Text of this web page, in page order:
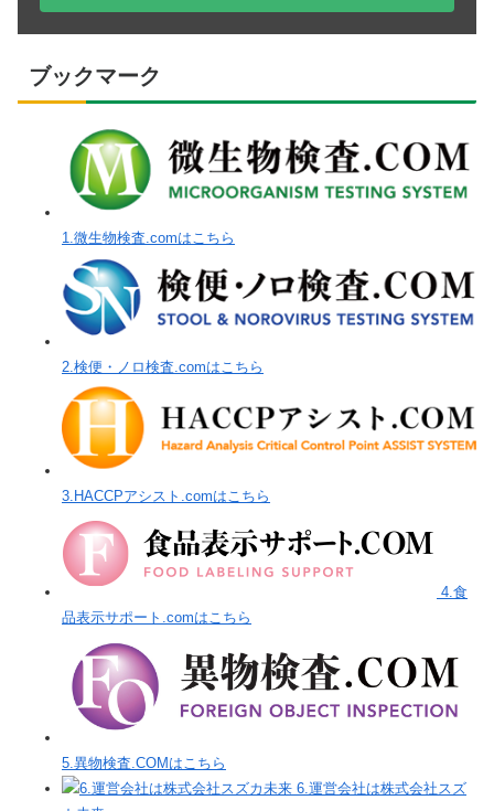
ブックマーク
1.微生物検査.comはこちら
2.検便・ノロ検査.comはこちら
3.HACCPアシスト.comはこちら
4.食
品表示サポート.comはこちら
5.異物検査.COMはこちら
6.運営会社は株式会社スズ